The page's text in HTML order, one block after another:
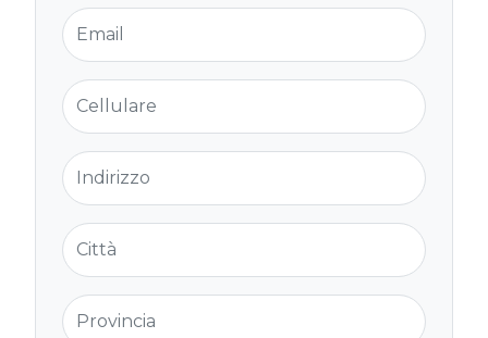
Email
Cellulare
Indirizzo
Città
Provincia